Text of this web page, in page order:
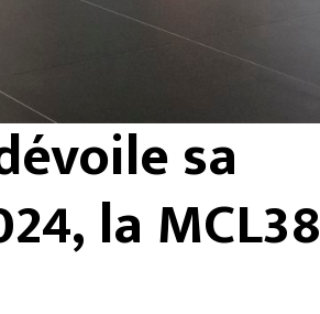
sa
la MCL38